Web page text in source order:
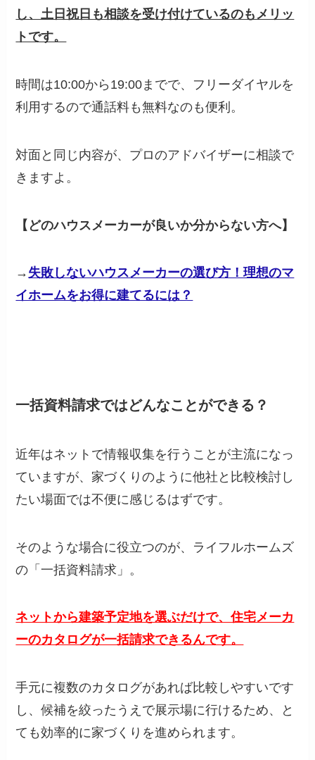
し、土日祝日も相談を受け付けているのもメリッ
トです。
時間は10:00から19:00までで、フリーダイヤルを
利用するので通話料も無料なのも便利。
対面と同じ内容が、プロのアドバイザーに相談で
きますよ。
【どのハウスメーカーが良いか分からない方へ】
→ 失敗しないハウスメーカーの選び方！理想のマ
イホームをお得に建てるには？
一括資料請求ではどんなことができる？
近年はネットで情報収集を行うことが主流になっ
ていますが、家づくりのように他社と比較検討し
たい場面では不便に感じるはずです。
そのような場合に役立つのが、ライフルホームズ
の「一括資料請求」。
ネットから建築予定地を選ぶだけで、住宅メーカ
ーのカタログが一括請求できるんです。
手元に複数のカタログがあれば比較しやすいです
し、候補を絞ったうえで展示場に行けるため、と
ても効率的に家づくりを進められます。